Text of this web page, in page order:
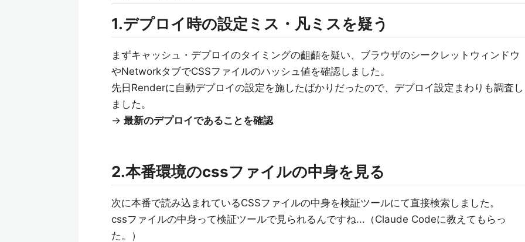
1.デプロイ時の設定ミス・凡ミスを疑う
まずキャッシュ・デプロイのタイミングの齟齬を疑い、ブラウザのシークレットウィンドウ
やNetworkタブでCSSファイルのハッシュ値を確認しました。
先日Renderに自動デプロイの設定を施したばかりだったので、デプロイ設定まわりも調査し
ました。
→ 最新のデプロイであることを確認
2.本番環境のcssファイルの中身を見る
次に本番で読み込まれているCSSファイルの中身を検証ツールにて直接検索しました。
cssファイルの中身って検証ツールで見られるんですね...（Claude Codeに教えてもらっ
た。）